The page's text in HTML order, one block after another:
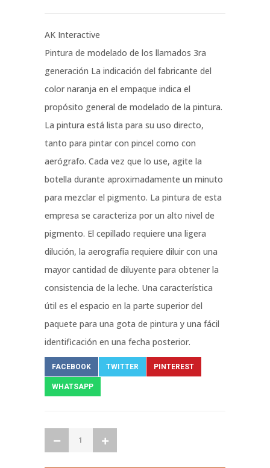
AK Interactive
Pintura de modelado de los llamados 3ra
generación La indicación del fabricante del
color naranja en el empaque indica el
propósito general de modelado de la pintura.
La pintura está lista para su uso directo,
tanto para pintar con pincel como con
aerógrafo. Cada vez que lo use, agite la
botella durante aproximadamente un minuto
para mezclar el pigmento. La pintura de esta
empresa se caracteriza por un alto nivel de
pigmento. El cepillado requiere una ligera
dilución, la aerografía requiere diluir con una
mayor cantidad de diluyente para obtener la
consistencia de la leche. Una característica
útil es el espacio en la parte superior del
paquete para una gota de pintura y una fácil
identificación en una fecha posterior.
FACEBOOK TWITTER PINTEREST
WHATSAPP